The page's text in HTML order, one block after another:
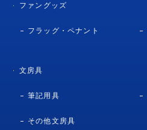
ファングッズ
フラッグ・ペナント
文房具
筆記用具
その他文房具